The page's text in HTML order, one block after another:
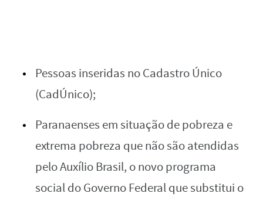
Pessoas inseridas no Cadastro Único
(CadÚnico);
Paranaenses em situação de pobreza e
extrema pobreza que não são atendidas
pelo Auxílio Brasil, o novo programa
social do Governo Federal que substitui o